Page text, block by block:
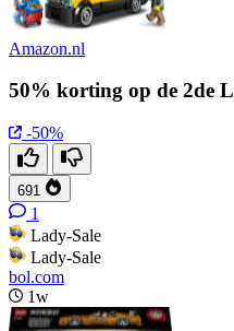
Amazon.nl
50% korting op de 2de
-50%
691
1
Lady-Sale
Lady-Sale
bol.com
1w